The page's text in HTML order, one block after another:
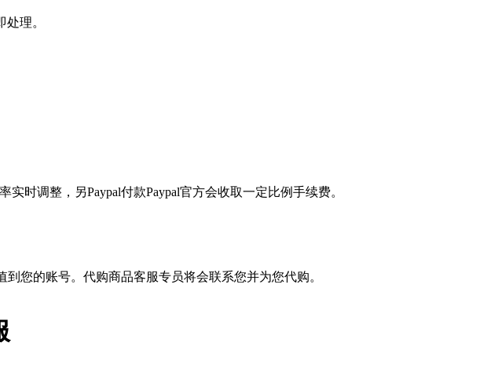
理。
时调整，另Paypal付款Paypal官方会收取一定比例手续费。
您的账号。代购商品客服专员将会联系您并为您代购。